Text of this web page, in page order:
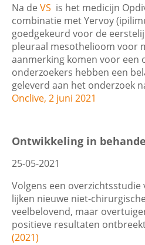
Na de VS is het medicijn
combinatie met Yervoy
goedgekeurd voor de
pleuraal mesothelioom voor
aanmerking komen voor een
onderzoekers hebben een
geleverd aan het onderzoek
Onclive, 2 juni 2021
Ontwikkeling in
25-05-2021
Volgens een overzichtsstudie
lijken nieuwe niet-
veelbelovend, maar
positieve resultaten
(2021)